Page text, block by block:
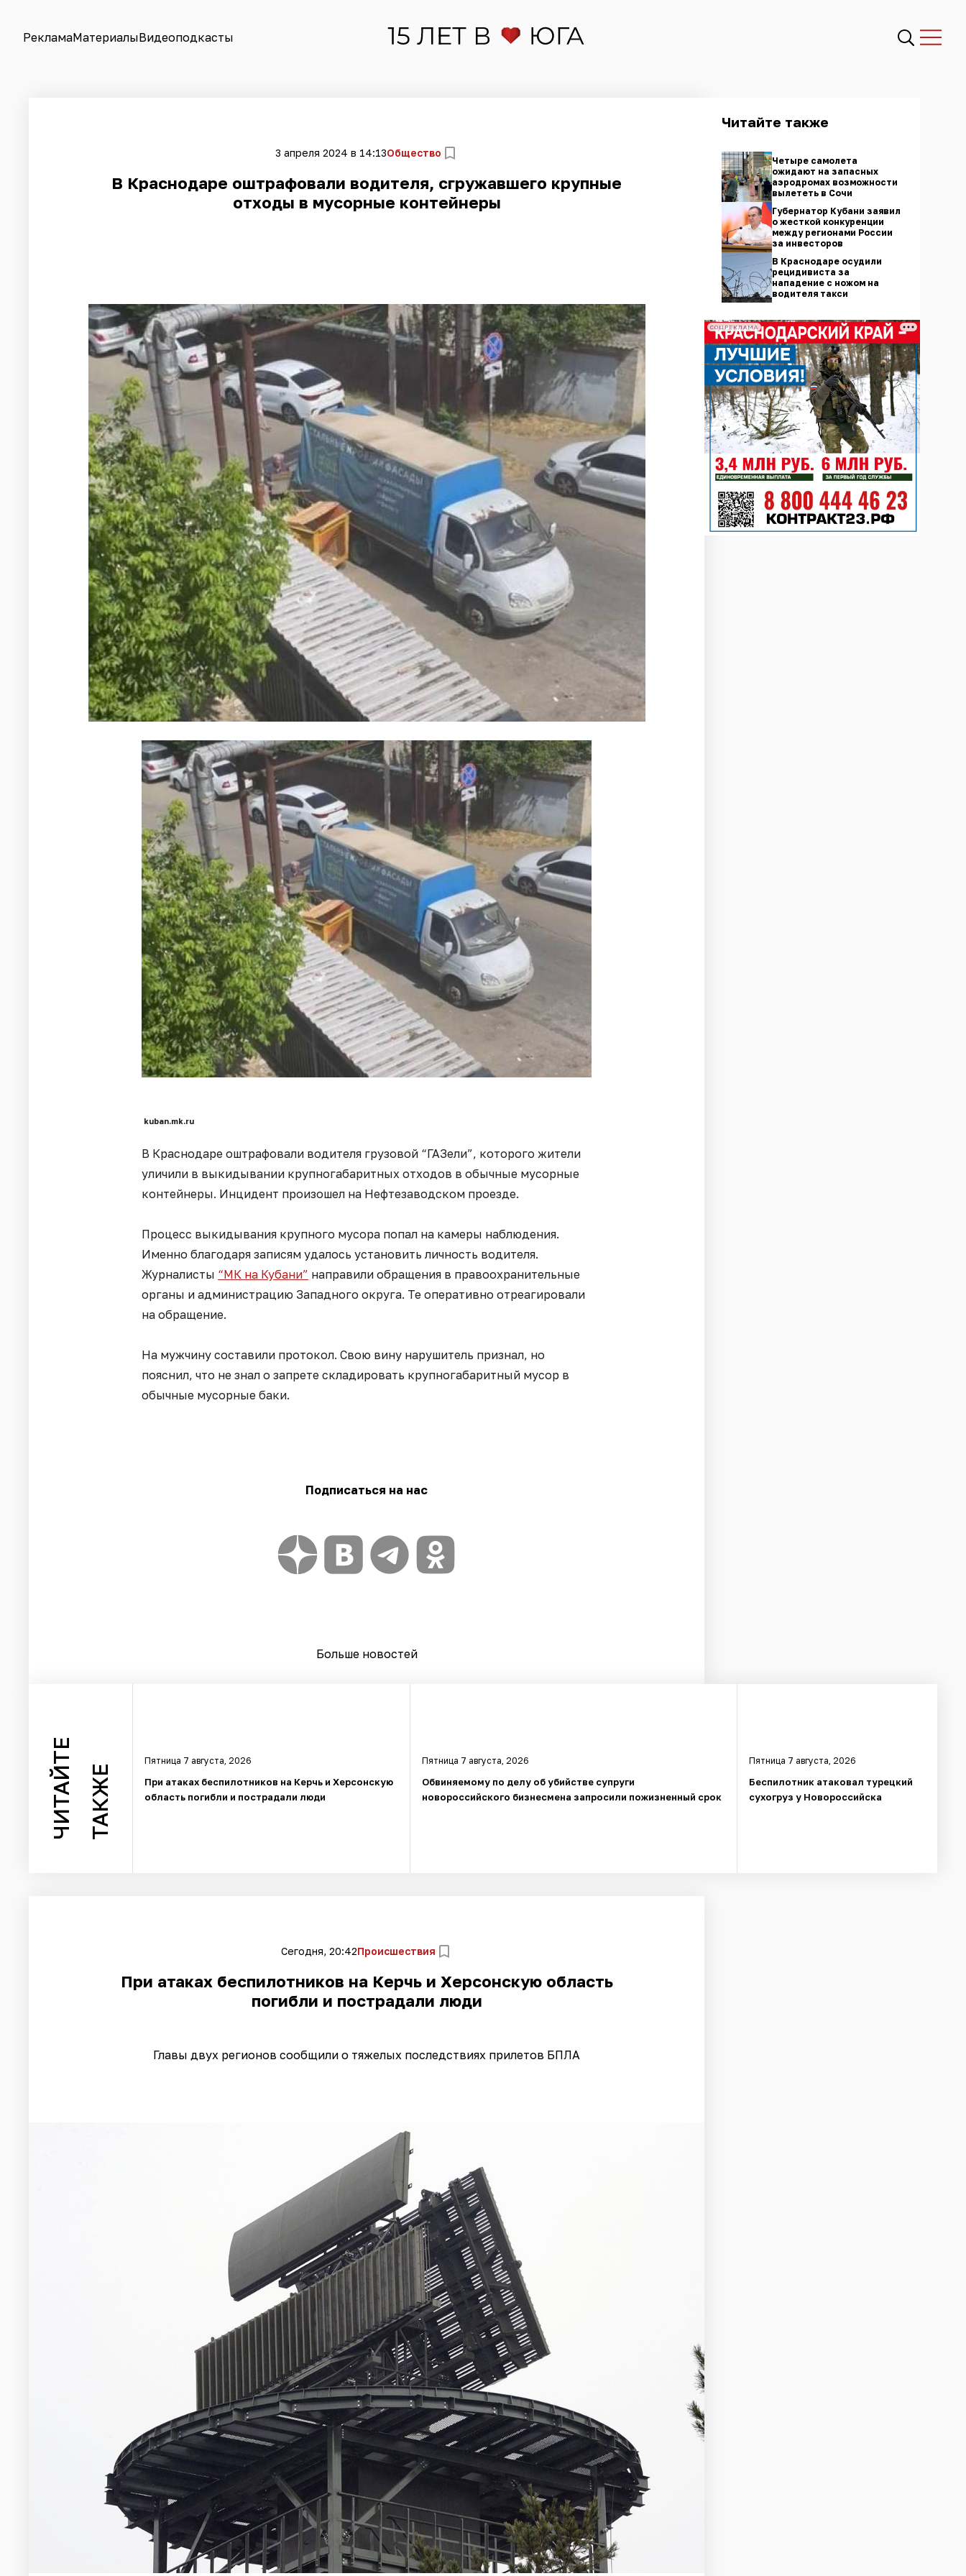
РекламаМатериалыВидеоподкасты
3 апреля 2024 в 14:13Общество
​В Краснодаре оштрафовали водителя, сгружавшего крупные
отходы в мусорные контейнеры
kuban.mk.ru
В Краснодаре оштрафовали водителя грузовой “ГАЗели”, которого жители
уличили в выкидывании крупногабаритных отходов в обычные мусорные
контейнеры. Инцидент произошел на Нефтезаводском проезде.
Процесс выкидывания крупного мусора попал на камеры наблюдения.
Именно благодаря записям удалось установить личность водителя.
Журналисты “МК на Кубани” направили обращения в правоохранительные
органы и администрацию Западного округа. Те оперативно отреагировали
на обращение.
На мужчину составили протокол. Свою вину нарушитель признал, но
пояснил, что не знал о запрете складировать крупногабаритный мусор в
обычные мусорные баки.
Подписаться на нас
Больше новостей
Читайте также
Четыре самолета
ожидают на запасных
аэродромах возможности
вылететь в Сочи
Губернатор Кубани заявил
о жесткой конкуренции
между регионами России
за инвесторов
В Краснодаре осудили
рецидивиста за
нападение с ножом на
водителя такси
СОЦРЕКЛАМА
ЧИТАЙТЕ ТАКЖЕ
Пятница 7 августа, 2026
При атаках беспилотников на Керчь и Херсонскую
область погибли и пострадали люди
Пятница 7 августа, 2026
Обвиняемому по делу об убийстве супруги
новороссийского бизнесмена запросили пожизненный срок
Пятница 7 августа, 2026
Беспилотник атаковал турецкий
сухогруз у Новороссийска
Сегодня, 20:42Происшествия
При атаках беспилотников на Керчь и Херсонскую область
погибли и пострадали люди
Главы двух регионов сообщили о тяжелых последствиях прилетов БПЛА